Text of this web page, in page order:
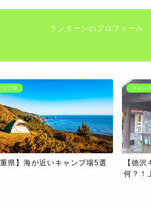
ランターンのプロフィール
ンプ場
沢キャンプ場】ぶらキャンって
キャン
【わ
で日常